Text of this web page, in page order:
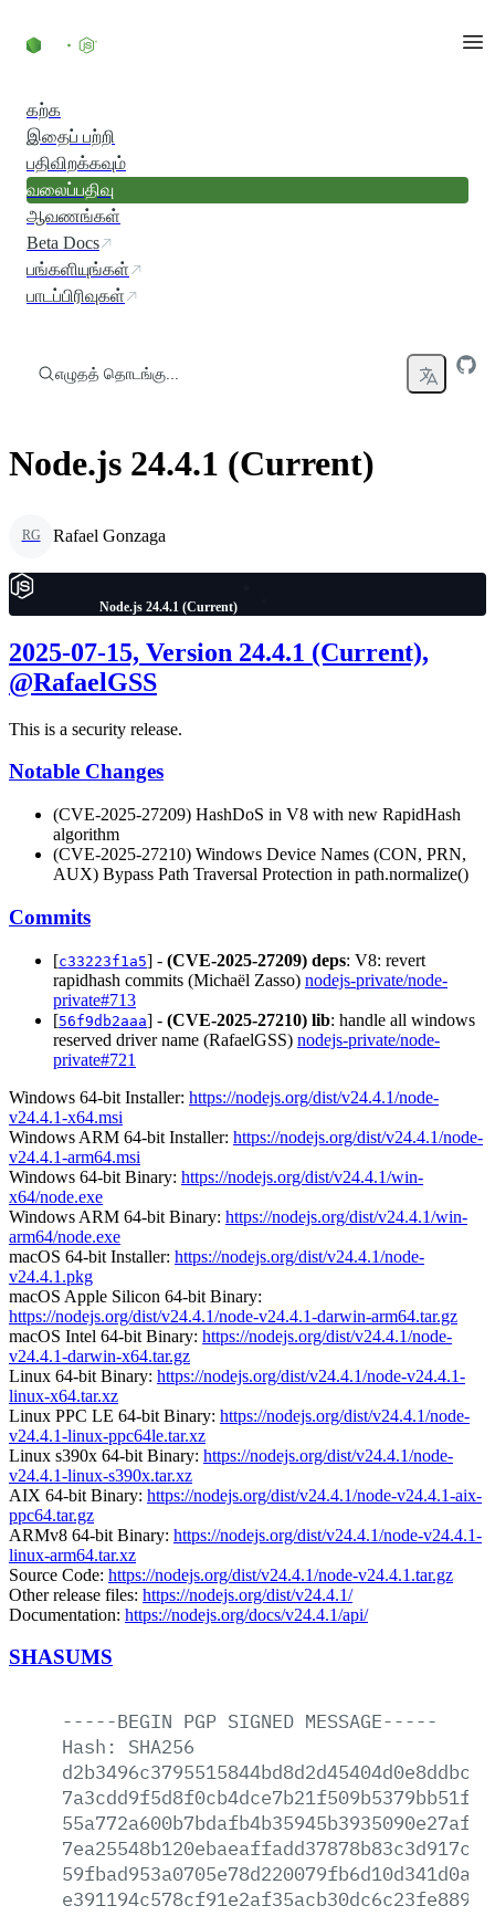
கற்க
இதைப் பற்றி
பதிவிறக்கவும்
வலைப்பதிவு
ஆவணங்கள்
Beta Docs
பங்களியுங்கள்
பாடப்பிரிவுகள்
எழுதத் தொடங்கு...
Node.js 24.4.1 (Current)
RG Rafael Gonzaga
Node.js 24.4.1 (Current)
2025-07-15, Version 24.4.1 (Current),
@RafaelGSS
This is a security release.
Notable Changes
(CVE-2025-27209) HashDoS in V8 with new RapidHash
algorithm
(CVE-2025-27210) Windows Device Names (CON, PRN,
AUX) Bypass Path Traversal Protection in path.normalize()
Commits
[c33223f1a5] - (CVE-2025-27209) deps: V8: revert
rapidhash commits (Michaël Zasso) nodejs-private/node-
private#713
[56f9db2aaa] - (CVE-2025-27210) lib: handle all windows
reserved driver name (RafaelGSS) nodejs-private/node-
private#721
Windows 64-bit Installer: https://nodejs.org/dist/v24.4.1/node-
v24.4.1-x64.msi
Windows ARM 64-bit Installer: https://nodejs.org/dist/v24.4.1/node-
v24.4.1-arm64.msi
Windows 64-bit Binary: https://nodejs.org/dist/v24.4.1/win-
x64/node.exe
Windows ARM 64-bit Binary: https://nodejs.org/dist/v24.4.1/win-
arm64/node.exe
macOS 64-bit Installer: https://nodejs.org/dist/v24.4.1/node-
v24.4.1.pkg
macOS Apple Silicon 64-bit Binary:
https://nodejs.org/dist/v24.4.1/node-v24.4.1-darwin-arm64.tar.gz
macOS Intel 64-bit Binary: https://nodejs.org/dist/v24.4.1/node-
v24.4.1-darwin-x64.tar.gz
Linux 64-bit Binary: https://nodejs.org/dist/v24.4.1/node-v24.4.1-
linux-x64.tar.xz
Linux PPC LE 64-bit Binary: https://nodejs.org/dist/v24.4.1/node-
v24.4.1-linux-ppc64le.tar.xz
Linux s390x 64-bit Binary: https://nodejs.org/dist/v24.4.1/node-
v24.4.1-linux-s390x.tar.xz
AIX 64-bit Binary: https://nodejs.org/dist/v24.4.1/node-v24.4.1-aix-
ppc64.tar.gz
ARMv8 64-bit Binary: https://nodejs.org/dist/v24.4.1/node-v24.4.1-
linux-arm64.tar.xz
Source Code: https://nodejs.org/dist/v24.4.1/node-v24.4.1.tar.gz
Other release files: https://nodejs.org/dist/v24.4.1/
Documentation: https://nodejs.org/docs/v24.4.1/api/
SHASUMS
-----BEGIN PGP SIGNED MESSAGE-----
Hash:
SHA256